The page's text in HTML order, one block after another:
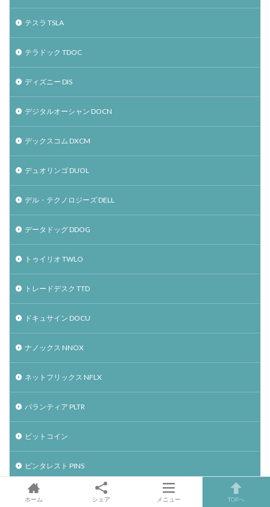
テスラ TSLA
テラドック TDOC
ディズニー DIS
デジタルオーシャン DOCN
デックスコム DXCM
デュオリンゴ DUOL
デル・テクノロジーズ DELL
データドッグ DDOG
トゥイリオ TWLO
トレードデスク TTD
ドキュサイン DOCU
ナノックス NNOX
ネットフリックス NFLX
パランティア PLTR
ビットコイン
ピンタレスト PINS
ファイバー FVRR
ホーム シェア メニュー TOPへ